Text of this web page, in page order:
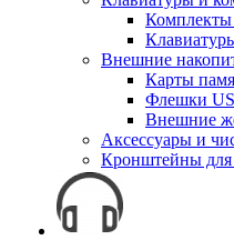
Внешние
Карты
Флешки
Внешние
Аксессуары и
Кронштейны